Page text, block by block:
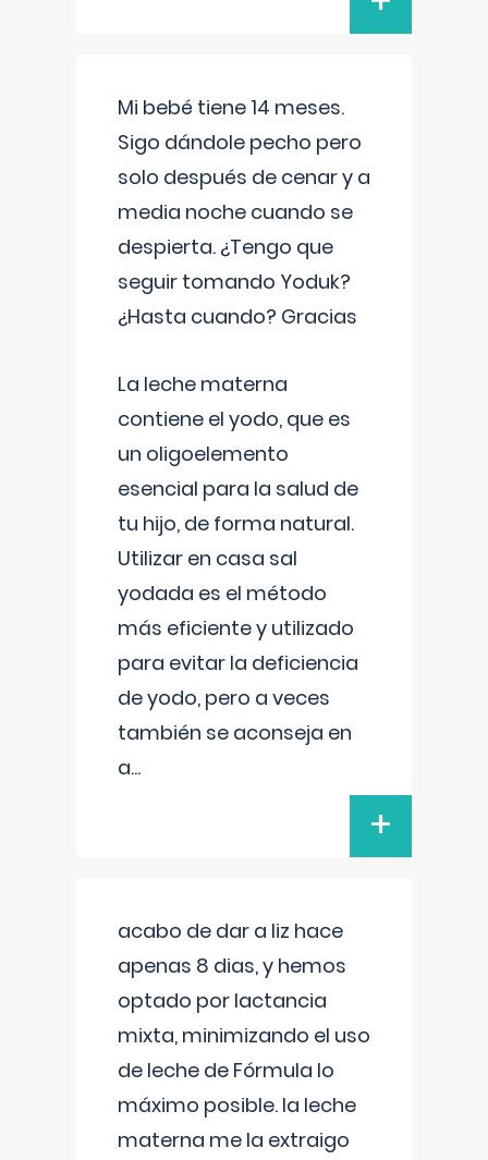
Mi bebé tiene 14 meses.
Sigo dándole pecho pero
solo después de cenar y a
media noche cuando se
despierta. ¿Tengo que
seguir tomando Yoduk?
¿Hasta cuando? Gracias
La leche materna
contiene el yodo, que es
un oligoelemento
esencial para la salud de
tu hijo, de forma natural.
Utilizar en casa sal
yodada es el método
más eficiente y utilizado
para evitar la deficiencia
de yodo, pero a veces
también se aconseja en
a...
+
acabo de dar a liz hace
apenas 8 dias, y hemos
optado por lactancia
mixta, minimizando el uso
de leche de Fórmula lo
máximo posible. la leche
materna me la extraigo